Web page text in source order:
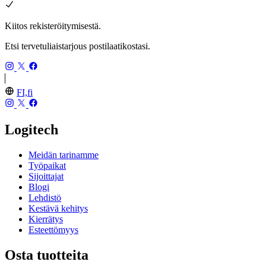
Kiitos rekisteröitymisestä.
Etsi tervetuliaistarjous postilaatikostasi.
FI,fi
Logitech
Meidän tarinamme
Työpaikat
Sijoittajat
Blogi
Lehdistö
Kestävä kehitys
Kierrätys
Esteettömyys
Osta tuotteita